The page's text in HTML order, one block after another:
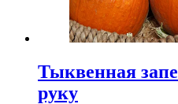
Тыквенная
руку